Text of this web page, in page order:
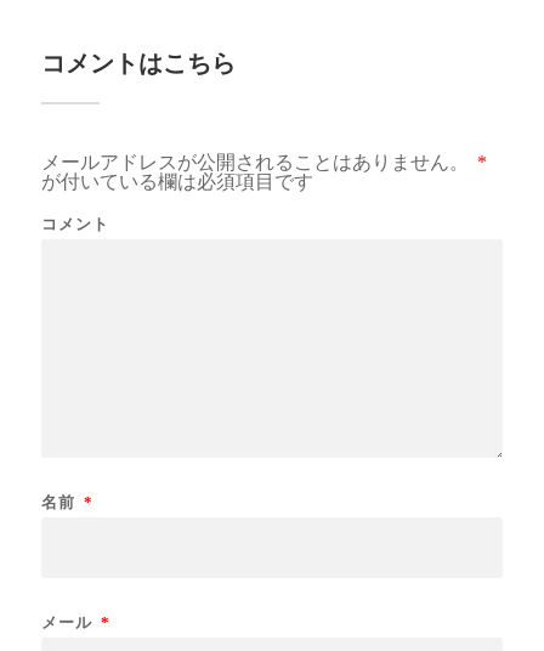
コメントはこちら
メールアドレスが公開されることはありません。
*
が付いている欄は必須項目です
コメント
名前 *
メール *